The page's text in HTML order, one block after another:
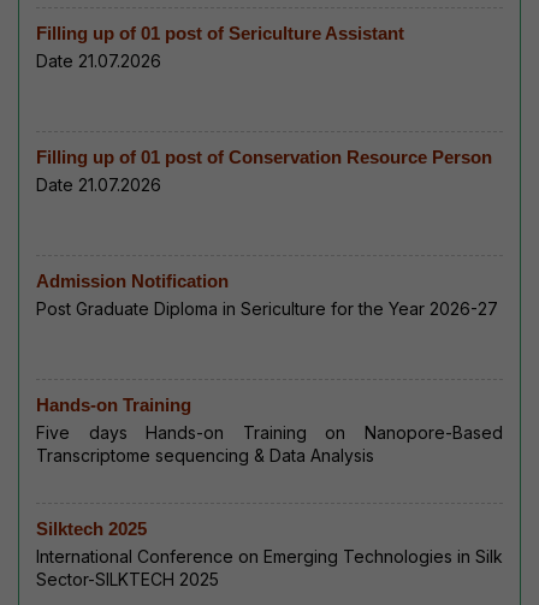
Filling up of 01 post of Sericulture Assistant
Date 21.07.2026
Filling up of 01 post of Conservation Resource Person
Date 21.07.2026
Admission Notification
Post Graduate Diploma in Sericulture for the Year 2026-27
Hands-on Training
Five days Hands-on Training on Nanopore-Based
Transcriptome sequencing & Data Analysis
Silktech 2025
International Conference on Emerging Technologies in Silk
Sector-SILKTECH 2025